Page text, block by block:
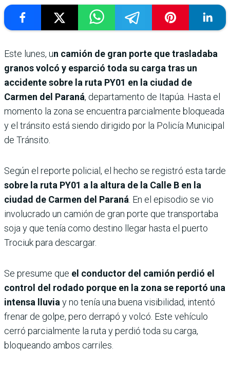
Este lunes, un camión de gran porte que trasladaba
granos volcó y esparció toda su carga tras un
accidente sobre la ruta PY01 en la ciudad de
Carmen del Paraná, departamento de Itapúa. Hasta el
momento la zona se encuentra parcialmente bloqueada
y el tránsito está siendo dirigido por la Policía Municipal
de Tránsito.
Según el reporte policial, el hecho se registró esta tarde
sobre la ruta PY01 a la altura de la Calle B en la
ciudad de Carmen del Paraná . En el episodio se vio
involucrado un camión de gran porte que transportaba
soja y que tenía como destino llegar hasta el puerto
Trociuk para descargar.
Se presume que el conductor del camión perdió el
control del rodado porque en la zona se reportó una
intensa lluvia y no tenía una buena visibilidad, intentó
frenar de golpe, pero derrapó y volcó. Este vehículo
cerró parcialmente la ruta y perdió toda su carga,
bloqueando ambos carriles.